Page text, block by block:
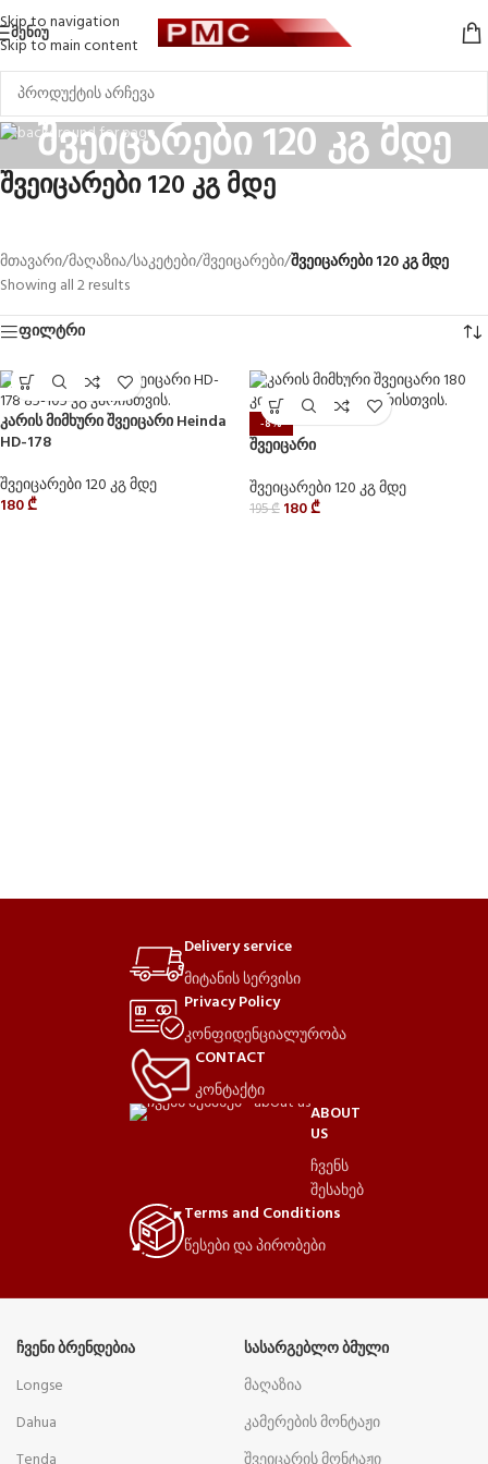
Skip to navigation
Skip to main content
ᲛᲔᲜᲘᲣ
შვეიცარები 120 კგ მდე
შვეიცარები 120 კგ მდე
მთავარი/მაღაზია/საკეტები/შვეიცარები/შვეიცარები 120 კგ მდე
Showing all 2 results
ფილტრი
კარის მიმხური შვეიცარი Heinda
HD-178
შვეიცარები 120 კგ მდე
180₾
-8%
შვეიცარი
შვეიცარები 120 კგ მდე
195₾ 180₾
Delivery service
მიტანის სერვისი
Privacy Policy
კონფიდენციალურობა
CONTACT
კონტაქტი
ABOUT
US
ჩვენს
შესახებ
Terms and Conditions
წესები და პირობები
ᲩᲕᲔᲜᲘ ᲑᲠᲔᲜᲓᲔᲑᲘᲐ
Longse
Dahua
ᲡᲐᲡᲐᲠᲒᲔᲑᲚᲝ ᲑᲛᲣᲚᲘ
მაღაზია
კამერების მონტაჟი